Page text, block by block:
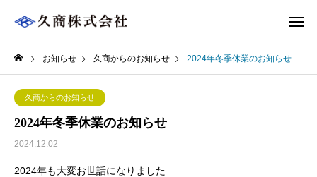
お知らせ 久商からのお知らせ 2024年冬季休業のお知らせ
久商からのお知らせ
2024年冬季休業のお知らせ
2024.12.02
2024年も大変お世話になりました